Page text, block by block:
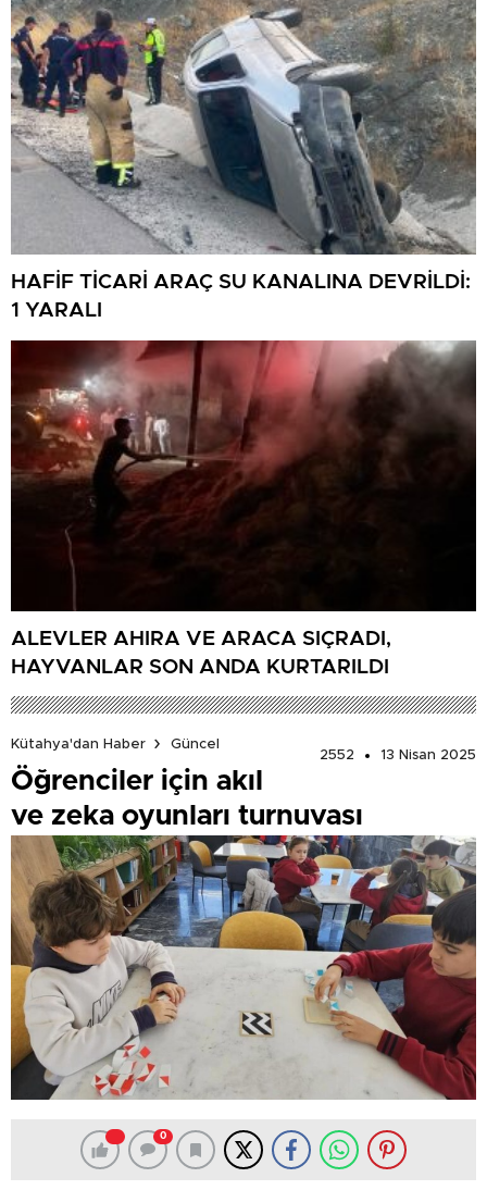
HAFİF TİCARİ ARAÇ SU KANALINA DEVRİLDİ:
1 YARALI
ALEVLER AHIRA VE ARACA SIÇRADI,
HAYVANLAR SON ANDA KURTARILDI
Kütahya'dan Haber
Güncel
2552
13 Nisan 2025
Öğrenciler için akıl
ve zeka oyunları turnuvası
0